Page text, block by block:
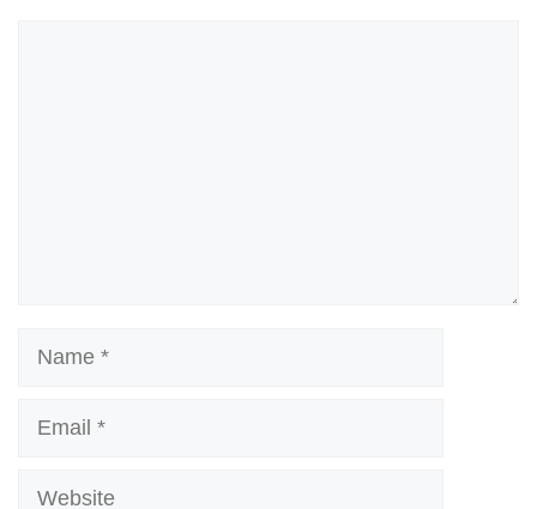
Name
Email
Website